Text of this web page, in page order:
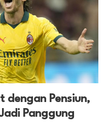
dengan Pensiun,
Panggung